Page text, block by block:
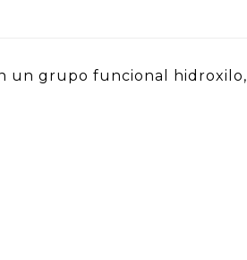
un grupo funcional hidroxilo,